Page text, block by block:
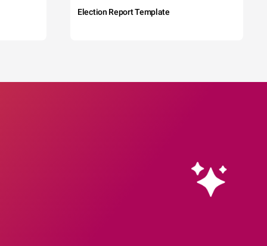
Election Report Template